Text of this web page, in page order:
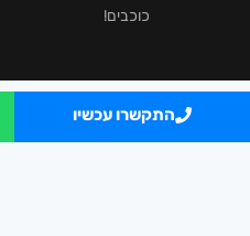
כוכבים!
התקשרו עכשיו